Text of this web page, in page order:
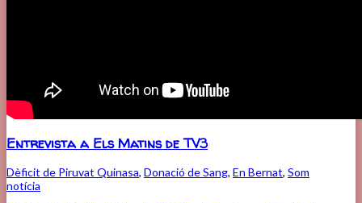
Entrevista a Els Matins de TV3
Dèficit de Piruvat Quinasa, Donació de Sang, En Bernat, Som
notícia